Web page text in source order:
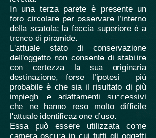
In una terza parete è presente un
foro circolare per osservare l’interno
della scatola; la faccia superiore è a
tronco di piramide.
L'attuale stato di conservazione
dell'oggetto non consente di stabilire
con certezza la sua originaria
destinazione, forse l’ipotesi più
probabile è che sia il risultato di più
impieghi e adattamenti successivi
che ne hanno reso molto difficile
l'attuale identificazione d’uso.
Essa può essere utilizzata come
camera oscura in cui tutti gli oggetti